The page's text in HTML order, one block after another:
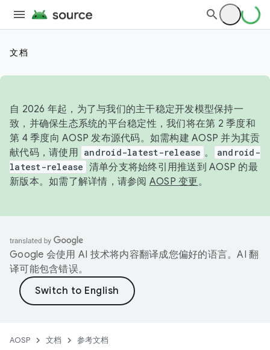
文档
自 2026 年起，为了与我们的主干稳定开发模型保持一
致，并确保生态系统的平台稳定性，我们将在第 2 季度和
第 4 季度向 AOSP 发布源代码。如需构建 AOSP 并为其贡
献代码，请使用 android-latest-release 。
android-
latest-release 清单分支将始终引用推送到 AOSP 的最
新版本。如需了解详情，请参阅 AOSP 变更。
Google 会使用 AI 技术将内容翻译成您偏好的语言。AI 翻
译可能包含错误。
AOSP 文档 参考文档